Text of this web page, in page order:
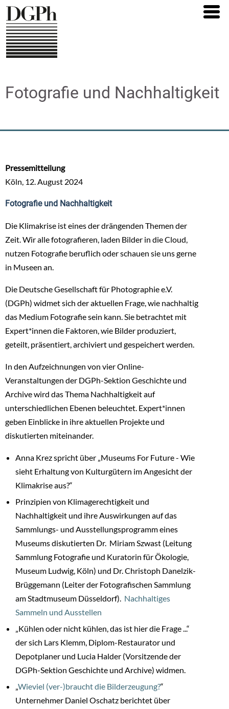
Direkt
zum
Inhalt
Fotografie und Nachhaltigkeit
Pressemitteilung
Köln, 12. August 2024
Fotografie und Nachhaltigkeit
Die Klimakrise ist eines der drängenden Themen der
Zeit. Wir alle fotografieren, laden Bilder in die Cloud,
nutzen Fotografie beruflich oder schauen sie uns gerne
in Museen an.
Die Deutsche Gesellschaft für Photographie e.V.
(DGPh) widmet sich der aktuellen Frage, wie nachhaltig
das Medium Fotografie sein kann. Sie betrachtet mit
Expert*innen die Faktoren, wie Bilder produziert,
geteilt, präsentiert, archiviert und gespeichert werden.
In den Aufzeichnungen von vier Online-
Veranstaltungen der DGPh-Sektion Geschichte und
Archive wird das Thema Nachhaltigkeit auf
unterschiedlichen Ebenen beleuchtet. Expert*innen
geben Einblicke in ihre aktuellen Projekte und
diskutierten miteinander.
Anna Krez spricht über „Museums For Future - Wie
sieht Erhaltung von Kulturgütern im Angesicht der
Klimakrise aus?“
Prinzipien von Klimagerechtigkeit und
Nachhaltigkeit und ihre Auswirkungen auf das
Sammlungs- und Ausstellungsprogramm eines
Museums diskutierten Dr. Miriam Szwast (Leitung
Sammlung Fotografie und Kuratorin für Ökologie,
Museum Ludwig, Köln) und Dr. Christoph Danelzik-
Brüggemann (Leiter der Fotografischen Sammlung
am Stadtmuseum Düsseldorf). Nachhaltiges
Sammeln und Ausstellen
„Kühlen oder nicht kühlen, das ist hier die Frage ...“
der sich Lars Klemm, Diplom-Restaurator und
Depotplaner und Lucia Halder (Vorsitzende der
DGPh-Sektion Geschichte und Archive) widmen.
Wieviel (ver-)braucht die Bilderzeugung?“
Unternehmer Daniel Oschatz berichtet über